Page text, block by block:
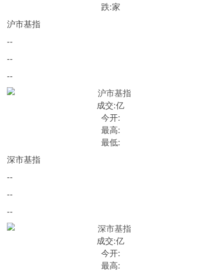
跌:家
沪市基指
--
--
--
成交:亿
今开:
最高:
最低:
深市基指
--
--
--
成交:亿
今开:
最高: